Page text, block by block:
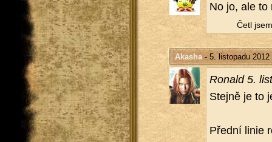
No jo, ale to
Četl
Akasha- 5. listopadu 2012
Ro­nald 5.
Stej­ně je to
Před­ní linie